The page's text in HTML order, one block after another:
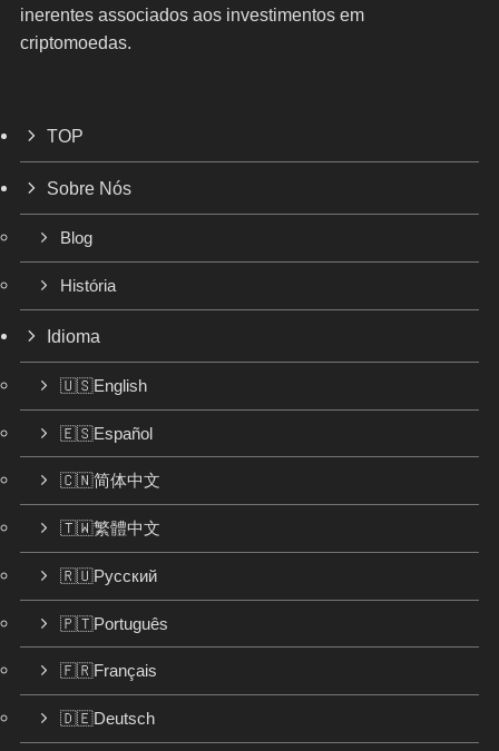
inerentes associados aos investimentos em
criptomoedas.
TOP
Sobre Nós
Blog
História
Idioma
🇺🇸English
🇪🇸Español
🇨🇳简体中文
🇹🇼繁體中文
🇷🇺Русский
🇵🇹Português
🇫🇷Français
🇩🇪Deutsch